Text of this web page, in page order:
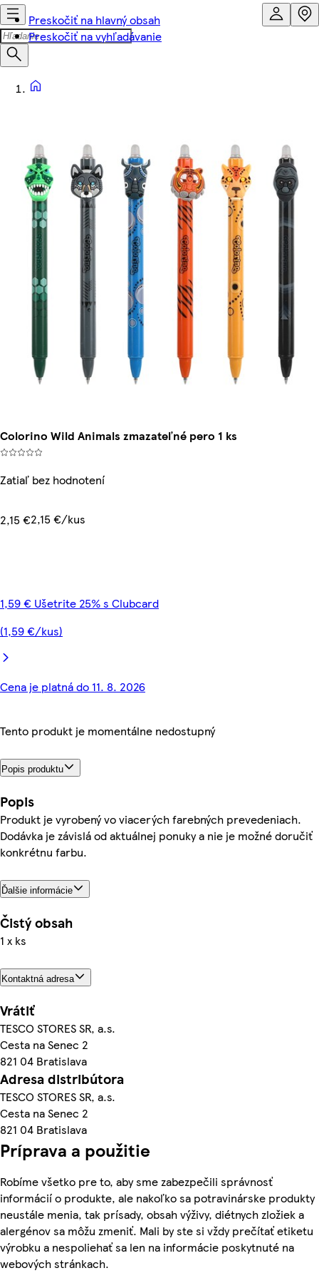
Preskočiť na hlavný obsah
Preskočiť na vyhľadávanie
Colorino Wild Animals zmazateľné pero 1 ks
Zatiaľ bez hodnotení
2,15 €2,15 €/kus
1,59 € Ušetrite 25% s Clubcard
(1,59 €/kus)
Cena je platná do 11. 8. 2026
Tento produkt je momentálne nedostupný
Popis produktu
Popis
Produkt je vyrobený vo viacerých farebných prevedeniach.
Dodávka je závislá od aktuálnej ponuky a nie je možné doručiť
konkrétnu farbu.
Ďalšie informácie
Čistý obsah
1 x ks
Kontaktná adresa
Vrátiť
TESCO STORES SR, a.s.
Cesta na Senec 2
821 04 Bratislava
Adresa distribútora
TESCO STORES SR, a.s.
Cesta na Senec 2
821 04 Bratislava
Príprava a použitie
Robíme všetko pre to, aby sme zabezpečili správnosť
informácií o produkte, ale nakoľko sa potravinárske produkty
neustále menia, tak prísady, obsah výživy, diétnych zložiek a
alergénov sa môžu zmeniť. Mali by ste si vždy prečítať etiketu
výrobku a nespoliehať sa len na informácie poskytnuté na
webových stránkach.